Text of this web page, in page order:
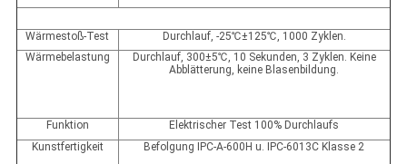
Wärmestoß-Test
Durchlauf, -25℃±125℃, 1000 Zyklen.
Wärmebelastung
Durchlauf, 300±5℃, 10 Sekunden, 3 Zyklen. Keine
Abblätterung, keine Blasenbildung.
Funktion
Elektrischer Test 100% Durchlaufs
Kunstfertigkeit
Befolgung IPC-A-600H u. IPC-6013C Klasse 2